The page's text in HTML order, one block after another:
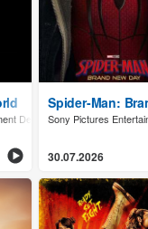
Deutschland GmbH
Spider-Man:
Sony Pictures
30.07.2026